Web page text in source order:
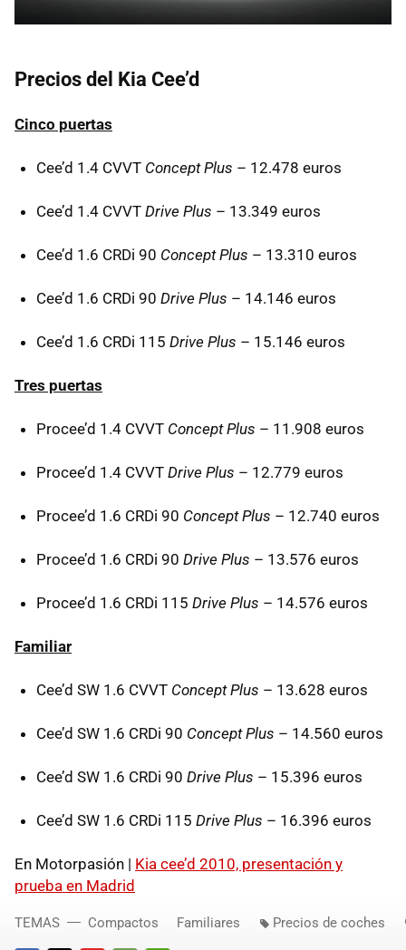
Precios del Kia Cee’d
Cinco puertas
Cee’d 1.4 CVVT Concept Plus – 12.478 euros
Cee’d 1.4 CVVT Drive Plus – 13.349 euros
Cee’d 1.6 CRDi 90 Concept Plus – 13.310 euros
Cee’d 1.6 CRDi 90 Drive Plus – 14.146 euros
Cee’d 1.6 CRDi 115 Drive Plus – 15.146 euros
Tres puertas
Procee’d 1.4 CVVT Concept Plus – 11.908 euros
Procee’d 1.4 CVVT Drive Plus – 12.779 euros
Procee’d 1.6 CRDi 90 Concept Plus – 12.740 euros
Procee’d 1.6 CRDi 90 Drive Plus – 13.576 euros
Procee’d 1.6 CRDi 115 Drive Plus – 14.576 euros
Familiar
Cee’d SW 1.6 CVVT Concept Plus – 13.628 euros
Cee’d SW 1.6 CRDi 90 Concept Plus – 14.560 euros
Cee’d SW 1.6 CRDi 90 Drive Plus – 15.396 euros
Cee’d SW 1.6 CRDi 115 Drive Plus – 16.396 euros
En Motorpasión | Kia cee’d 2010, presentación y
prueba en Madrid
TEMAS Compactos Familiares Precios de coches